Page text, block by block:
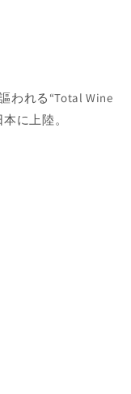
われる“Total Wine
に上陸。